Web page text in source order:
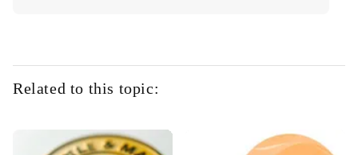
Related to this topic: